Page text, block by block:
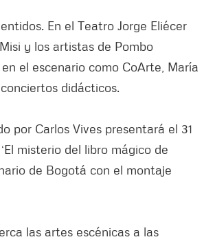
En el Teatro Jorge Eliécer
y los artistas de Pombo
el escenario como CoArte, María
didácticos.
por Carlos Vives presentará el 31
misterio del libro mágico de
de Bogotá con el montaje
las artes escénicas a las